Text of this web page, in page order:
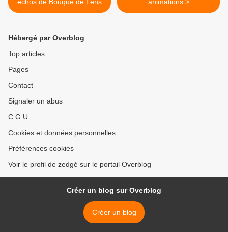
Hébergé par Overblog
Top articles
Pages
Contact
Signaler un abus
C.G.U.
Cookies et données personnelles
Préférences cookies
Voir le profil de zedgé sur le portail Overblog
Créer un blog sur Overblog
Créer un blog